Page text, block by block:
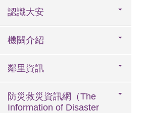
認識大安
機關介紹
鄰里資訊
防災救災資訊網（The
Information of Disaster